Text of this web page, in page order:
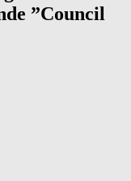
”Council